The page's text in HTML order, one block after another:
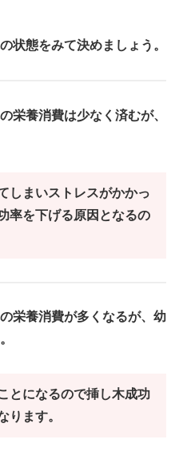
状態をみて決めましょう。
栄養消費は少なく済むが、
しまいストレスがかかっ
率を下げる原因となるの
栄養消費が多くなるが、幼
とになるので挿し木成功
ります。